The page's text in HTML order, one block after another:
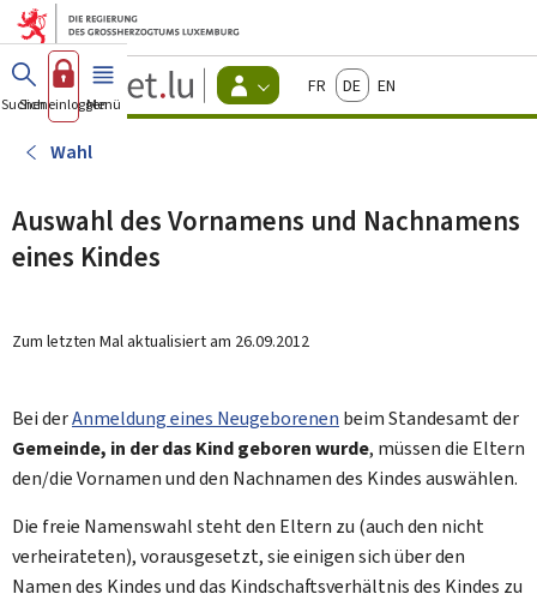
Zum Hauptmenü
Zum Inhalt
Guichet.lu
Changer
d'espace
actif
FrançaisDeutschEnglish
Suchen
Sich einloggen
Menü Haupt-
Wahl
Auswahl des Vornamens und Nachnamens
eines Kindes
Zum letzten Mal aktualisiert am 26.09.2012
Bei derAnmeldung eines Neugeborenen beim Standesamt der
Gemeinde, in der das Kind geboren wurde, müssen die Eltern
den/die Vornamen und den Nachnamen des Kindes auswählen.
Die freie Namenswahl steht den Eltern zu (auch den nicht
verheirateten), vorausgesetzt, sie einigen sich über den
Namen des Kindes und das Kindschaftsverhältnis des Kindes zu